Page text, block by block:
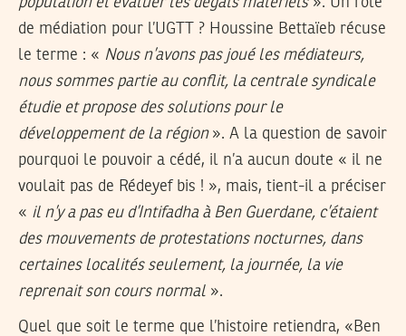
de médiation pour l’UGTT ? Houssine Bettaïeb récuse
le terme : « Nous n’avons pas joué les médiateurs,
nous sommes partie au conflit, la centrale syndicale
étudie et propose des solutions pour le
développement de la région ». A la question de savoir
pourquoi le pouvoir a cédé, il n’a aucun doute « il ne
voulait pas de Rédeyef bis ! », mais, tient-il a préciser
« il n’y a pas eu d’Intifadha à Ben Guerdane, c’étaient
des mouvements de protestations nocturnes, dans
certaines localités seulement, la journée, la vie
reprenait son cours normal ».
Quel que soit le terme que l’histoire retiendra, «Ben